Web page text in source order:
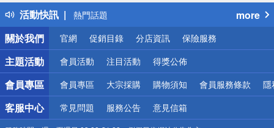
活動快訊
熱門話題
銀行優惠
偏遠地區配送
詐騙網頁！請小心！
more
關於我們
官網 促銷目錄 分店資訊 保險服務
主題活動 會員活動 注目活動 得獎公佈
會員專區 會員專區 大宗採購 購物須知 會員服務條款 隱
客服中心 常見問題 服務公告 意見信箱